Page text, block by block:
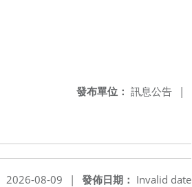
發布單位： 訊息公告 |
發佈日期： Invalid date
2026-08-09 |